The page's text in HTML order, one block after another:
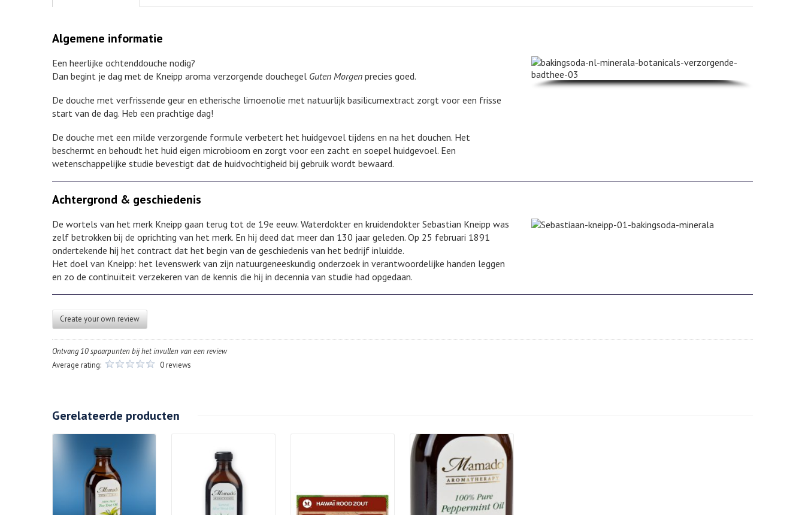
Algemene informatie
Een heerlijke ochtenddouche nodig?
Dan begint je dag met de Kneipp aroma verzorgende douchegel Guten Morgen precies goed.
De douche met verfrissende geur en etherische limoenolie met natuurlijk basilicumextract zorgt voor een frisse
start van de dag. Heb een prachtige dag!
De douche met een milde verzorgende formule verbetert het huidgevoel tijdens en na het douchen. Het
beschermt en behoudt het huid eigen microbioom en zorgt voor een zacht en soepel huidgevoel. Een
wetenschappelijke studie bevestigt dat de huidvochtigheid bij gebruik wordt bewaard.
Achtergrond & geschiedenis
De wortels van het merk Kneipp gaan terug tot de 19e eeuw. Waterdokter en kruidendokter Sebastian Kneipp was
zelf betrokken bij de oprichting van het merk. En hij deed dat meer dan 130 jaar geleden. Op 25 februari 1891
ondertekende hij het contract dat het begin van de geschiedenis van het bedrijf inluidde.
Het doel van Kneipp: het levenswerk van zijn natuurgeneeskundig onderzoek in verantwoordelijke handen leggen
en zo de continuïteit verzekeren van de kennis die hij in decennia van studie had opgedaan.
Create your own review
Ontvang 10 spaarpunten bij het invullen van een review
Average rating:
0 reviews
Gerelateerde producten
Details